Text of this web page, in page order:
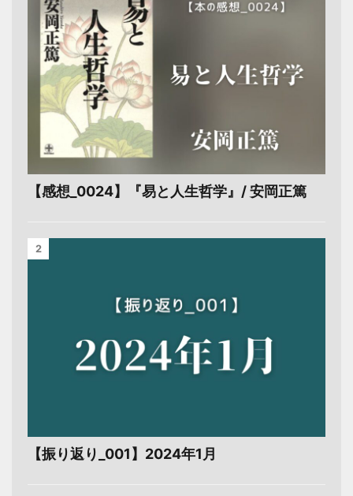
【感想_0024】『易と人生哲学』/ 安岡正篤
2
【振り返り_001】2024年1月